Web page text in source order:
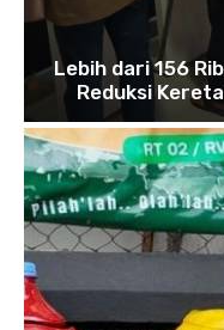
Lebih dari 156
Reduksi